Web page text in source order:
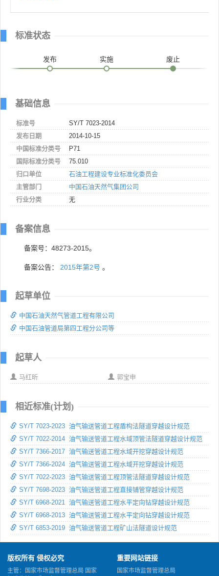
标准状态
发布 实施 废止
基础信息
标准号
SY/T 7023-2014
发布日期
2014-10-15
中国标准分类号
P71
国际标准分类号
75.010
归口单位
石油工程建设专业标准化委员会
主管部门
中国石油天然气集团公司
行业分类
无
备案信息
备案号：48273-2015。
备案公告： 2015年第2号 。
起草单位
中国石油天然气管道工程有限公司
中国石油管道局第四工程分公司等
起草人
马红昕 郭宝申
相近标准(计划)
SY/T 7023-2023 油气输送管道工程盾构法隧道穿越设计规范
SY/T 7022-2014 油气输送管道工程水域顶管法隧道穿越设计规范
SY/T 7366-2017 油气输送管道工程水域开挖穿越设计规范
SY/T 7366-2024 油气输送管道工程水域开挖穿越设计规范
SY/T 7022-2023 油气输送管道工程顶管法隧道穿越设计规范
SY/T 7698-2023 油气输送管道工程直接铺管穿越设计规范
SY/T 6968-2021 油气输送管道工程水平定向钻穿越设计规范
SY/T 6968-2013 油气输送管道工程水平定向钻穿越设计规范
SY/T 6853-2019 油气输送管道工程矿山法隧道设计规范
版权所有 侵权必究
主管：国家市场监督管理总局 国家
重要网站链接
国家市场监督管理总局